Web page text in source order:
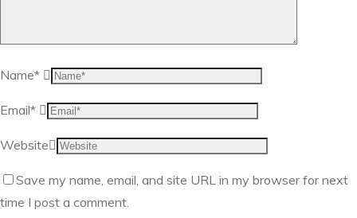
Name*
Email*
Website
Save my name, email, and site URL in my browser for next
time I post a comment.